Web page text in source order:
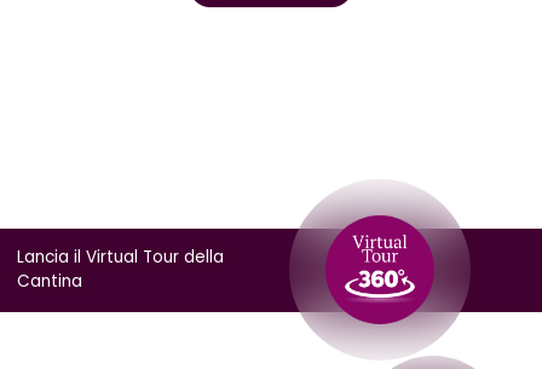
Lancia il Virtual Tour della
Cantina